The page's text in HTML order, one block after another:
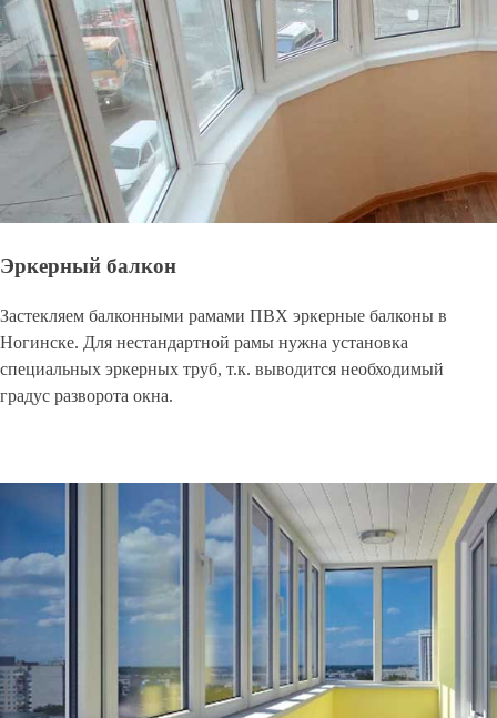
Эркерный балкон
Застекляем балконными рамами ПВХ эркерные балконы в
Ногинске. Для нестандартной рамы нужна установка
специальных эркерных труб, т.к. выводится необходимый
градус разворота окна.